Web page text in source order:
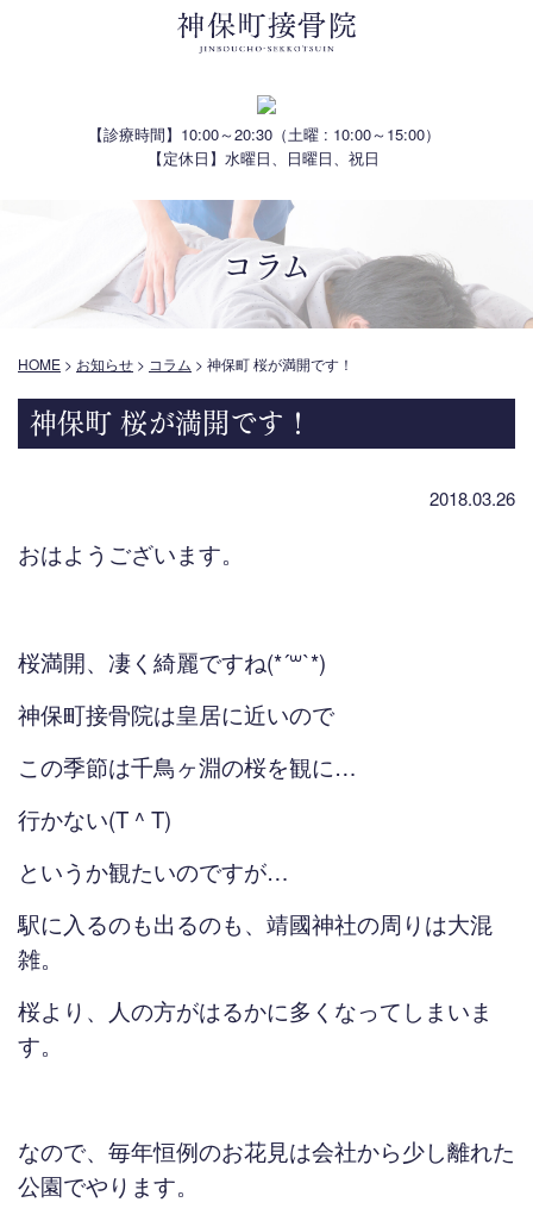
【診療時間】10:00～20:30（土曜 : 10:00～15:00）
【定休日】水曜日、日曜日、祝日
コラム
HOME > お知らせ > コラム > 神保町 桜が満開です！
神保町 桜が満開です！
2018.03.26
おはようございます。
桜満開、凄く綺麗ですね(*´꒳`*)
神保町接骨院は皇居に近いので
この季節は千鳥ヶ淵の桜を観に…
行かない(T ^ T)
というか観たいのですが…
駅に入るのも出るのも、靖國神社の周りは大混
雑。
桜より、人の方がはるかに多くなってしまいま
す。
なので、毎年恒例のお花見は会社から少し離れた
公園でやります。